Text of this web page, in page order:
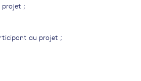
projet ;
au projet ;